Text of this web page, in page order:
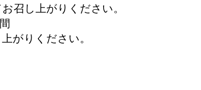
召し上がりください。
がりください。